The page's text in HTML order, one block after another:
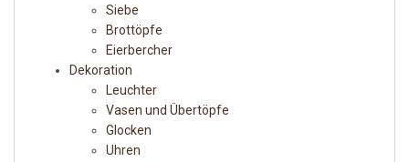
Siebe
Brottöpfe
Eierbercher
Dekoration
Leuchter
Vasen und Übertöpfe
Glocken
Uhren